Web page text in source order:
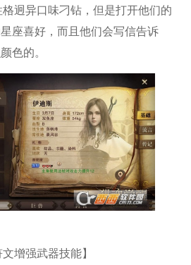
迥异口味刁钻，但是打开他们的
座喜好，而且他们会写信告诉
色的。
增强武器技能】